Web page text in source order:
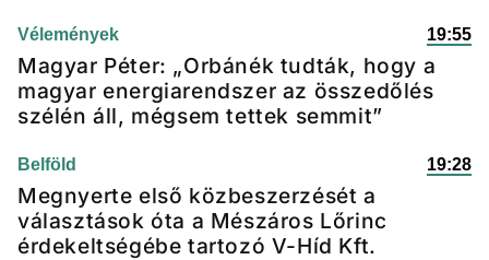
Vélemények 19:55
Magyar Péter: „Orbánék tudták, hogy a
magyar energiarendszer az összedőlés
szélén áll, mégsem tettek semmit”
Belföld 19:28
Megnyerte első közbeszerzését a
választások óta a Mészáros Lőrinc
érdekeltségébe tartozó V-Híd Kft.